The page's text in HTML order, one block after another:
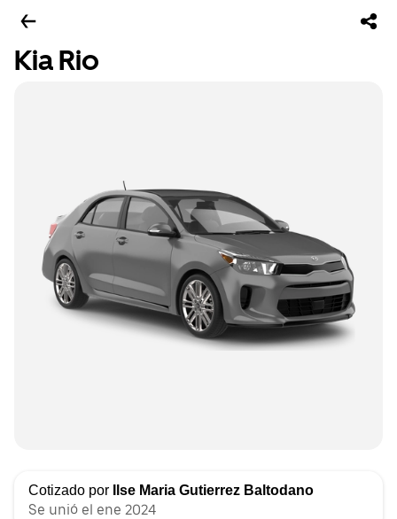
Kia Rio
Cotizado por Ilse Maria Gutierrez Baltodano
Se unió el ene 2024